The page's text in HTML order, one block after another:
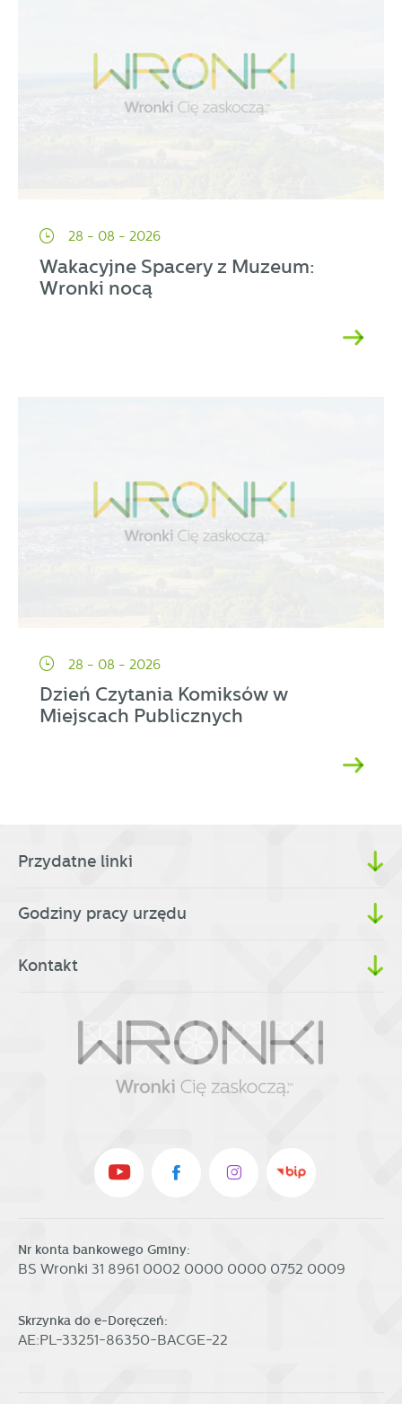
28 - 08 - 2026
Wakacyjne Spacery z Muzeum:
Wronki nocą
28 - 08 - 2026
Dzień Czytania Komiksów w
Miejscach Publicznych
Przydatne linki
Godziny pracy urzędu
Kontakt
Nr konta bankowego Gminy:
BS Wronki 31 8961 0002 0000 0000 0752 0009
Skrzynka do e-Doręczeń:
AE:PL-33251-86350-BACGE-22